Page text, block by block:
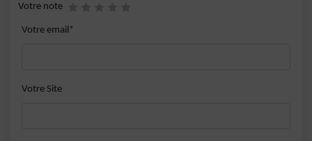
Votre note
Votre email*
Votre Site